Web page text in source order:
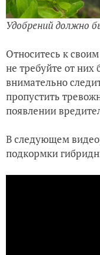
Удобрений должно
Относитесь к
не требуйте от
внимательно
пропустить
появлении
В следующем
подкормки